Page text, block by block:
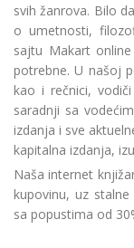
svih žanrova. Bilo
o umetnosti,
sajtu Makart
potrebne. U našoj
kao i rečnici,
saradnji sa
izdanja i sve
kapitalna izdanja,
Naša internet
kupovinu, uz
sa popustima od